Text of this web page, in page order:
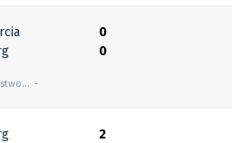
Międzypaństwowe mecze towarzyskie
0
0
2